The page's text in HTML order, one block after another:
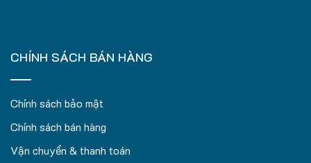
CHÍNH SÁCH BÁN HÀNG
Chính sách bảo mật
Chính sách bán hàng
Vận chuyển & thanh toán